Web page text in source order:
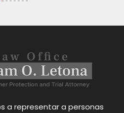
a representar a personas